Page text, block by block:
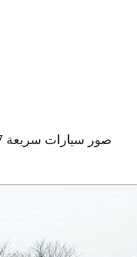
صور سيارات سريعة 2027 , صور سيارات روعة 2027